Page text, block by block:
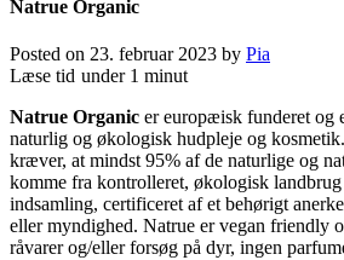
Natrue Organic
Posted on 23. februar 2023 by Pia
Læse tid under 1 minut
Natrue Organic er europæisk funderet og
naturlig og økologisk hudpleje og
kræver, at mindst 95% af de naturlige og
komme fra kontrolleret, økologisk
indsamling, certificeret af et behørigt
eller myndighed. Natrue er vegan friendly
råvarer og/eller forsøg på dyr, ingen